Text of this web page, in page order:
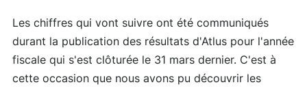
Les chiffres qui vont suivre ont été communiqués
durant la publication des résultats d'Atlus pour l'année
fiscale qui s'est clôturée le 31 mars dernier. C'est à
cette occasion que nous avons pu découvrir les